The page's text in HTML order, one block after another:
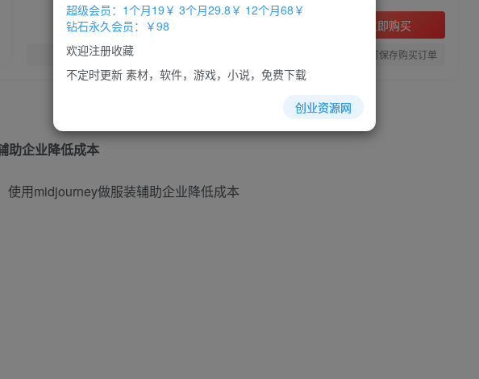
立即购买
您当前未登录！建议登陆后购买，办理会员包月更省钱，可保存购买订单
助企业降低成本
超级会员：1个月19￥ 3个月29.8￥ 12个月68￥
钻石永久会员：￥98
欢迎注册收藏
不定时更新 素材，软件，游戏，小说，免费下载
创业资源网